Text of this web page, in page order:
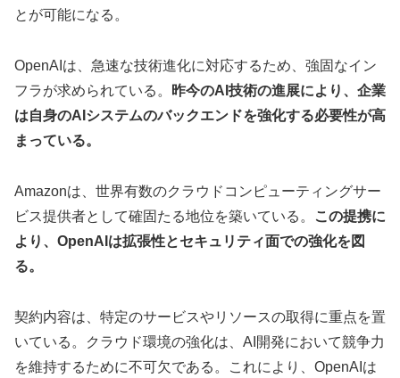
とが可能になる。
OpenAIは、急速な技術進化に対応するため、強固なイン
フラが求められている。
昨今のAI技術の進展により、企業
は自身のAIシステムのバックエンドを強化する必要性が高
まっている。
Amazonは、世界有数のクラウドコンピューティングサー
ビス提供者として確固たる地位を築いている。
この提携に
より、OpenAIは拡張性とセキュリティ面での強化を図
る。
契約内容は、特定のサービスやリソースの取得に重点を置
いている。クラウド環境の強化は、AI開発において競争力
を維持するために不可欠である。これにより、OpenAIは